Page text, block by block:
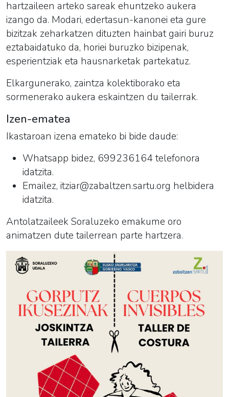
hartzaileen arteko sareak ehuntzeko aukera
izango da. Modari, edertasun-kanonei eta gure
bizitzak zeharkatzen dituzten hainbat gairi buruz
eztabaidatuko da, horiei buruzko bizipenak,
esperientziak eta hausnarketak partekatuz.
Elkargunerako, zaintza kolektiborako eta
sormenerako aukera eskaintzen du tailerrak.
Izen-ematea
Ikastaroan izena emateko bi bide daude:
Whatsapp bidez, 699236164 telefonora
idatzita.
Emailez, itziar@zabaltzen.sartu.org helbidera
idatzita.
Antolatzaileek Soraluzeko emakume oro
animatzen dute tailerrean parte hartzera.